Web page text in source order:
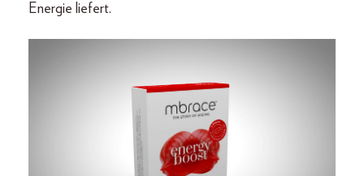
Energie liefert.